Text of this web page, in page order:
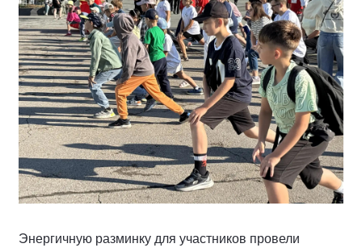
Энергичную разминку для участников провели